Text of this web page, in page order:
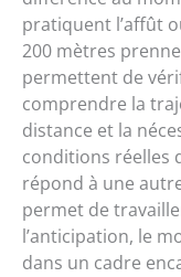
pratiquent l’affût
200 mètres
permettent de
comprendre la
distance et la
conditions réelles
répond à une
permet de
l’anticipation, le
dans un cadre